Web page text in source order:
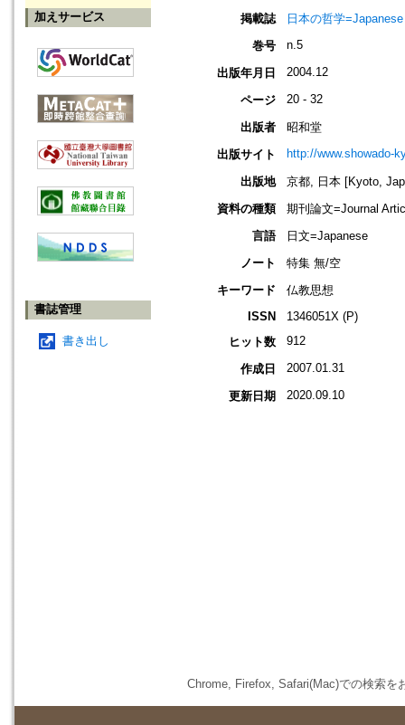
加えサービス
書誌管理
書き出し
掲載誌
日本の哲学
巻号
n.5
出版年月日 2004.12
ページ 20 - 32
出版者
昭和堂
出版サイト
http://www.showado-
出版地
京都, 日本 [Kyoto,
資料の種類
期刊論文=Journal
言語
日文=Japanese
ノート
特集 無/空
キーワード
仏教思想
ISSN
1346051X (P)
ヒット数
912
作成日 2007.01.31
更新日期 2020.09.10
Chrome, Firefox, Safari(Mac)での検索を